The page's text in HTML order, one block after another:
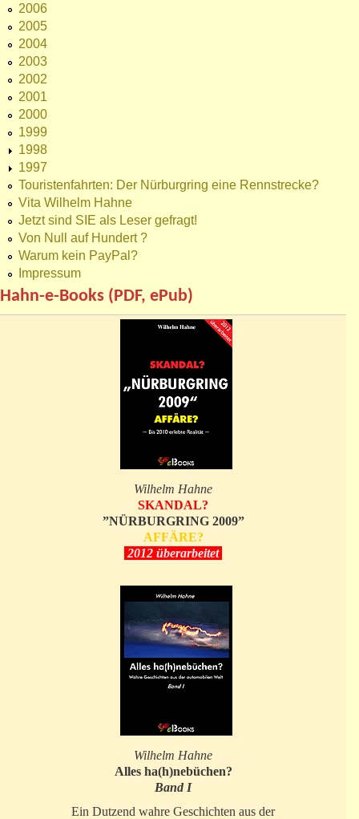
2006
2005
2004
2003
2002
2001
2000
1999
1998
1997
Touristenfahrten: Der Nürburgring eine Rennstrecke?
Vita Wilhelm Hahne
Jetzt sind SIE als Leser gefragt!
Von Null auf Hundert ?
Warum kein PayPal?
Impressum
Hahn-e-Books (PDF, ePub)
Wilhelm Hahne
SKANDAL?
”NÜRBURGRING 2009”
AFFÄRE?
2012 überarbeitet
Wilhelm Hahne
Alles ha(h)nebüchen?
Band I
Ein Dutzend wahre Geschichten aus der